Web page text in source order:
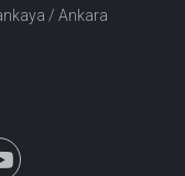
/ Ankara